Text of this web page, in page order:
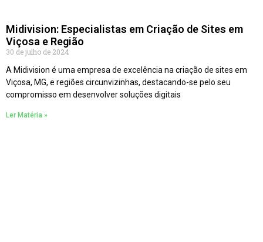
Midivision: Especialistas em Criação de Sites em
Viçosa e Região
30 de julho de 2024
A Midivision é uma empresa de excelência na criação de sites em
Viçosa, MG, e regiões circunvizinhas, destacando-se pelo seu
compromisso em desenvolver soluções digitais
Ler Matéria »